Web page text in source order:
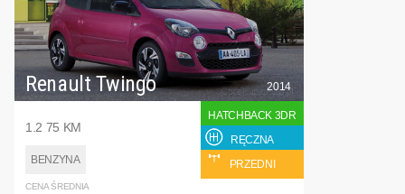
Renault Twingo
1.2 75 KM
BENZYNA
2014
HATCHBACK 3DR
RĘCZNA
PRZEDNI
CENA ŚREDNIA